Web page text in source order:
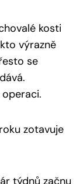
kosti
výrazně
se
zotavuje
týdnů začnu